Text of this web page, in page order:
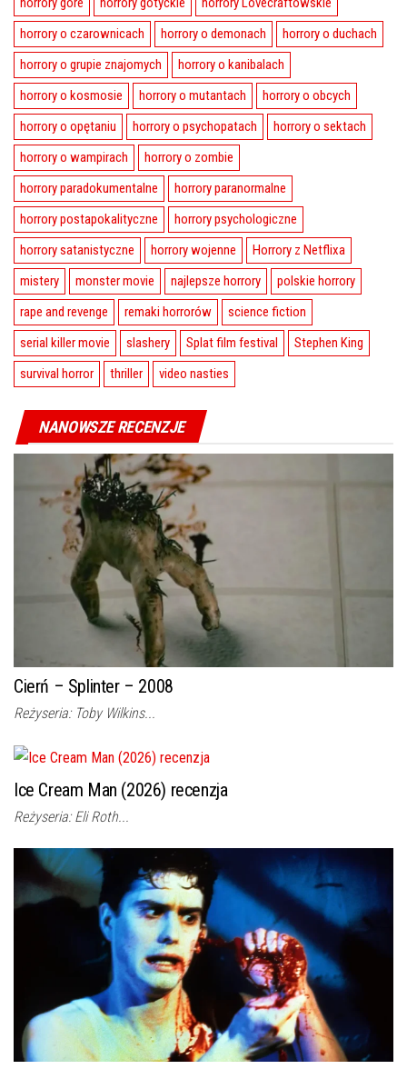
horrory o czarownicach
horrory o demonach
horrory o duchach
horrory o grupie znajomych
horrory o kanibalach
horrory o kosmosie
horrory o mutantach
horrory o obcych
horrory o opętaniu
horrory o psychopatach
horrory o sektach
horrory o wampirach
horrory o zombie
horrory paradokumentalne
horrory paranormalne
horrory postapokalityczne
horrory psychologiczne
horrory satanistyczne
horrory wojenne
Horrory z Netflixa
mistery
monster movie najlepsze horrory
polskie horrory
rape and revenge
remaki horrorów
science fiction
serial killer movie
slashery Splat film festival
Stephen King
survival horror
thriller video nasties
NANOWSZE RECENZJE
Cierń – Splinter – 2008
Reżyseria: Toby Wilkins...
Ice Cream Man (2026) recenzja
Reżyseria: Eli Roth...